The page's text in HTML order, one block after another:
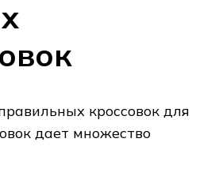
кроссовок для
дает множество